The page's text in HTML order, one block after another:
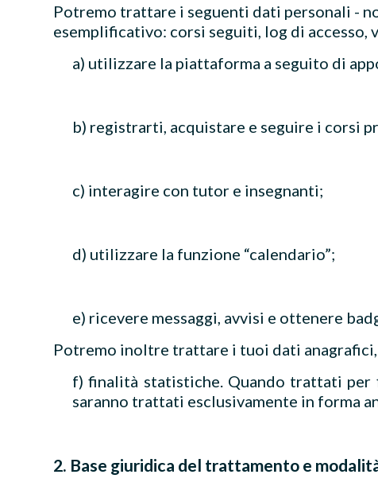
Potremo trattare i seguenti dati personali -
esemplificativo: corsi seguiti, log di accesso,
a) utilizzare la piattaforma a seguito di
b) registrarti, acquistare e seguire i corsi
c) interagire con tutor e insegnanti;
d) utilizzare la funzione “calendario”;
e) ricevere messaggi, avvisi e ottenere
Potremo inoltre trattare i tuoi dati
f) finalità statistiche. Quando trattati
saranno trattati esclusivamente in forma
2. Base giuridica del trattamento e